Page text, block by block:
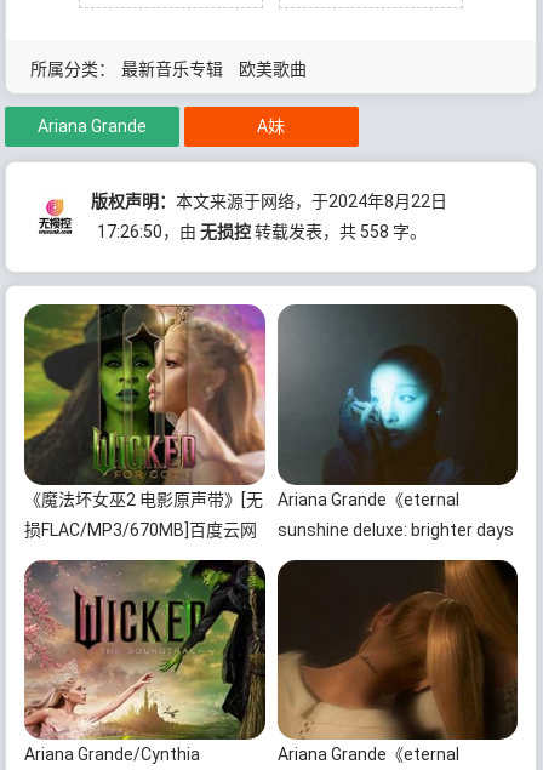
所属分类： 最新音乐专辑 欧美歌曲
Ariana Grande A妹
版权声明：本文来源于网络，于2024年8月22日
17:26:50，由无损控转载发表，共 558 字。
《魔法坏女巫2 电影原声带》[无
损FLAC/MP3/670MB]百度云网
盘下载
Ariana Grande《eternal
sunshine deluxe: brighter days
ahead (Physical Edition)》[无
损FLAC/MP3/1.03GB]百度云网
Ariana Grande/Cynthia Ariana Grande《eternal